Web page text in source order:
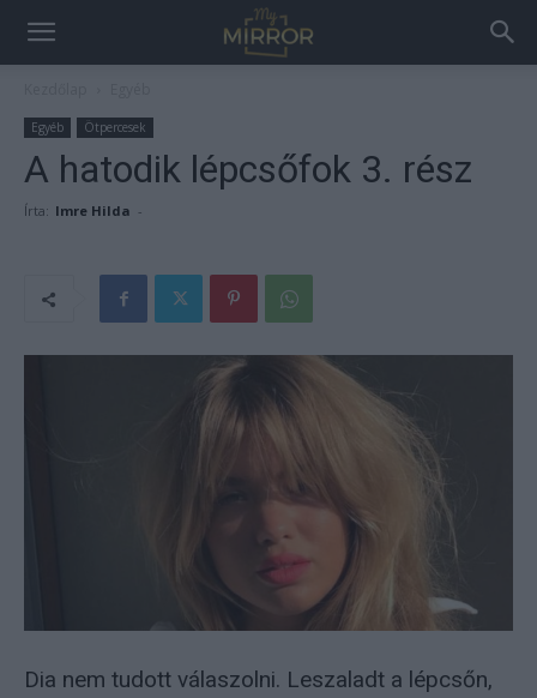
Egyéb Ötpercesek
A hatodik lépcsőfok 3. rész
Írta: Imre Hilda -
Dia nem tudott válaszolni. Leszaladt a lépcsőn,